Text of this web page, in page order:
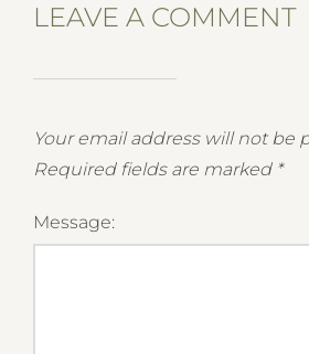
LEAVE A COMMENT
Your email address will not be
Required fields are marked *
Message: